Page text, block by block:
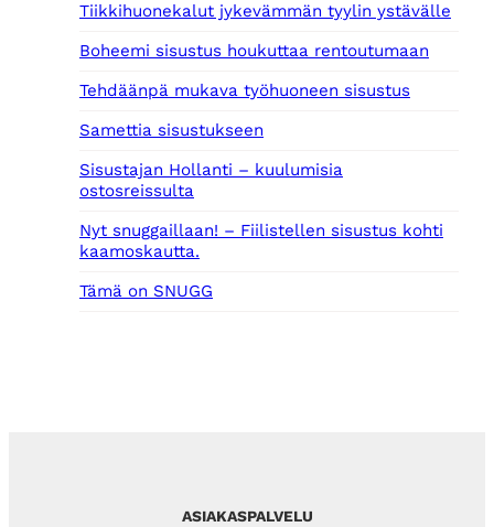
Tiikkihuonekalut jykevämmän tyylin ystävälle
Boheemi sisustus houkuttaa rentoutumaan
Tehdäänpä mukava työhuoneen sisustus
Samettia sisustukseen
Sisustajan Hollanti – kuulumisia
ostosreissulta
Nyt snuggaillaan! – Fiilistellen sisustus kohti
kaamoskautta.
Tämä on SNUGG
ASIAKASPALVELU